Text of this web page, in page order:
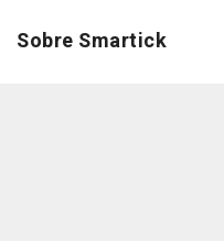
Sobre Smartick